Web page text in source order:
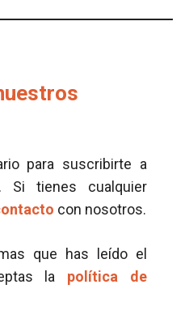
para suscribirte a
Si tienes cualquier
con nosotros.
que has leído el
la política de